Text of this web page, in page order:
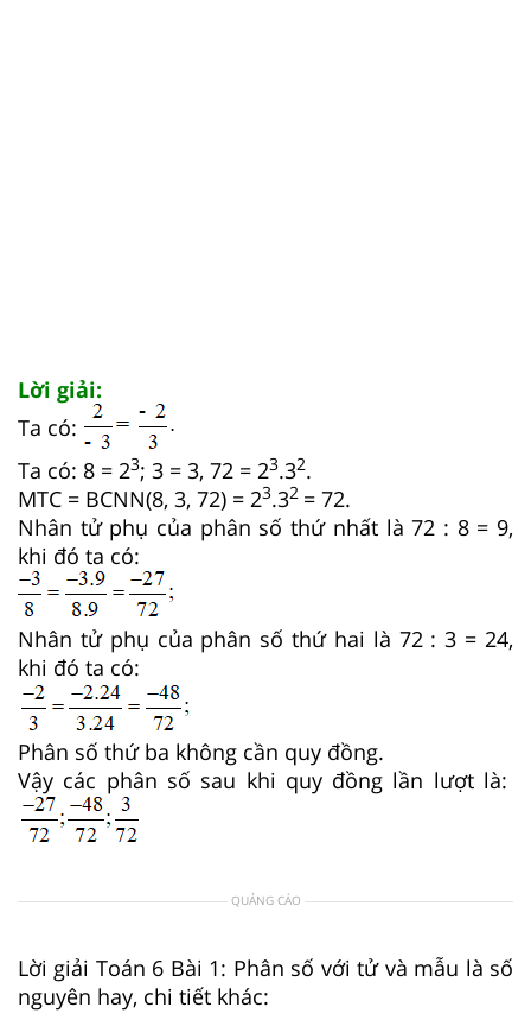
Lời giải:
Ta có:
Ta có: 8 = 23; 3 = 3, 72 = 23.32.
MTC = BCNN(8, 3, 72) = 23.32 = 72.
Nhân tử phụ của phân số thứ nhất là 72 : 8 = 9,
khi đó ta có:
Nhân tử phụ của phân số thứ hai là 72 : 3 = 24,
khi đó ta có:
Phân số thứ ba không cần quy đồng.
Vậy các phân số sau khi quy đồng lần lượt là:
QUẢNG CÁO
Lời giải Toán 6 Bài 1: Phân số với tử và mẫu là số
nguyên hay, chi tiết khác: